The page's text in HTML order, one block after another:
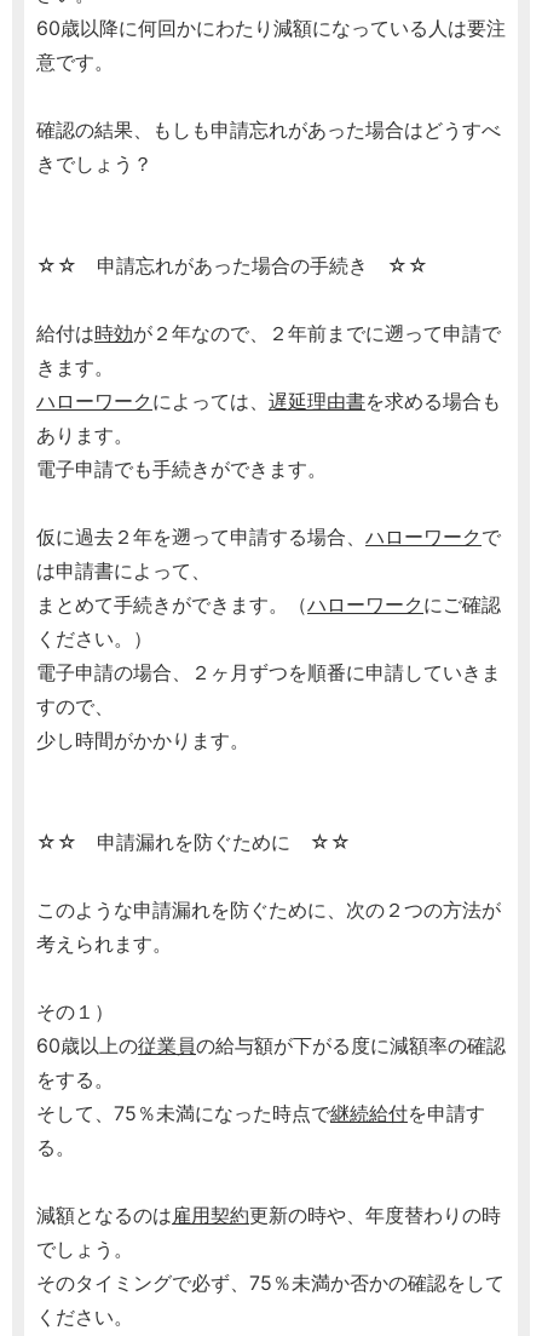
60歳以降に何回かにわたり減額になっている人は要注
意です。
確認の結果、もしも申請忘れがあった場合はどうすべ
きでしょう？
☆☆ 申請忘れがあった場合の手続き ☆☆
給付は時効が２年なので、２年前までに遡って申請で
きます。
ハローワーク によっては、 遅延理由書を求める場合も
あります。
電子申請でも手続きができます。
仮に過去２年を遡って申請する場合、 ハローワーク で
は申請書によって、
まとめて手続きができます。（ハローワーク にご確認
ください。）
電子申請の場合、２ヶ月ずつを順番に申請していきま
すので、
少し時間がかかります。
☆☆ 申請漏れを防ぐために ☆☆
このような申請漏れを防ぐために、次の２つの方法が
考えられます。
その１）
60歳以上の従業員の給与額が下がる度に減額率の確認
をする。
そして、75％未満になった時点で継続給付を申請す
る。
減額となるのは雇用契約更新の時や、年度替わりの時
でしょう。
そのタイミングで必ず、75％未満か否かの確認をして
ください。